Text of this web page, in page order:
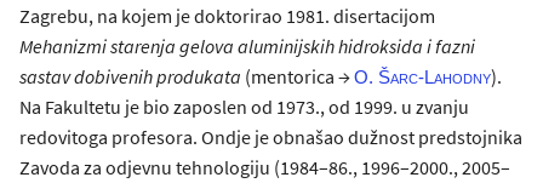
Zagrebu, na kojem je doktorirao 1981. disertacijom
Mehanizmi starenja gelova aluminijskih hidroksida i fazni
sastav dobivenih produkata (mentorica →O. Šarc-Lahodny).
Na Fakultetu je bio zaposlen od 1973., od 1999. u zvanju
redovitoga profesora. Ondje je obnašao dužnost predstojnika
Zavoda za odjevnu tehnologiju (1984–86., 1996–2000., 2005–